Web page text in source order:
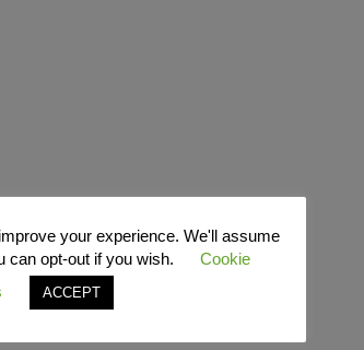
your experience. We'll assume
can opt-out if you wish.
Cookie
ACCEPT